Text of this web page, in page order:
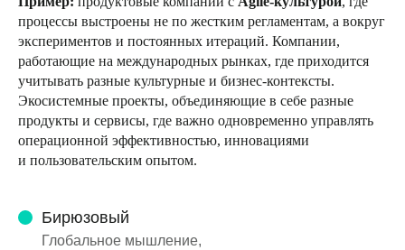
процессы выстроены не по жестким регламентам, а вокруг
экспериментов и постоянных итераций. Компании,
работающие на международных рынках, где приходится
учитывать разные культурные и бизнес-контексты.
Экосистемные проекты, объединяющие в себе разные
продукты и сервисы, где важно одновременно управлять
операционной эффективностью, инновациями
и пользовательским опытом.
Бирюзовый
Глобальное мышление,